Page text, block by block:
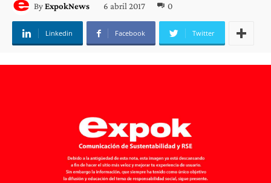
ByExpokNews 6 abril 2017 0
Linkedin Facebook Twitter